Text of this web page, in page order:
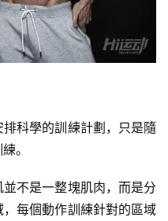
科學的訓練計劃，只是隨
。
不是一整塊肌肉，而是分
，每個動作訓練針對的區域